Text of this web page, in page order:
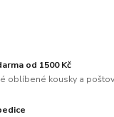
od 1500 Kč
oblíbené kousky a